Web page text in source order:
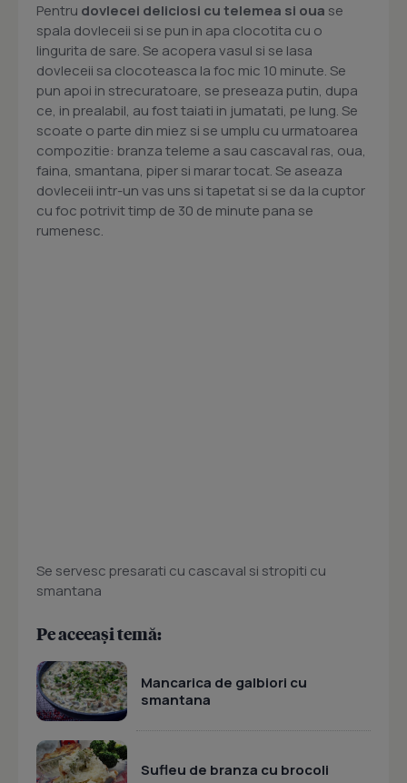
Pentru dovlecei deliciosi cu telemea si oua se
spala dovleceii si se pun in apa clocotita cu o
lingurita de sare. Se acopera vasul si se lasa
dovleceii sa clocoteasca la foc mic 10 minute. Se
pun apoi in strecuratoare, se preseaza putin, dupa
ce, in prealabil, au fost taiati in jumatati, pe lung. Se
scoate o parte din miez si se umplu cu urmatoarea
compozitie: branza teleme a sau cascaval ras, oua,
faina, smantana, piper si marar tocat. Se aseaza
dovleceii intr-un vas uns si tapetat si se da la cuptor
cu foc potrivit timp de 30 de minute pana se
rumenesc.
Se servesc presarati cu cascaval si stropiti cu
smantana
Pe aceeași temă:
Mancarica de galbiori cu
smantana
Sufleu de branza cu brocoli